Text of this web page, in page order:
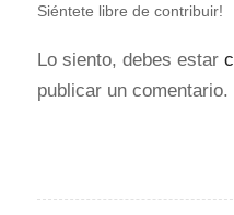
Siéntete libre de contribuir!
Lo siento, debes estar
publicar un comentario.